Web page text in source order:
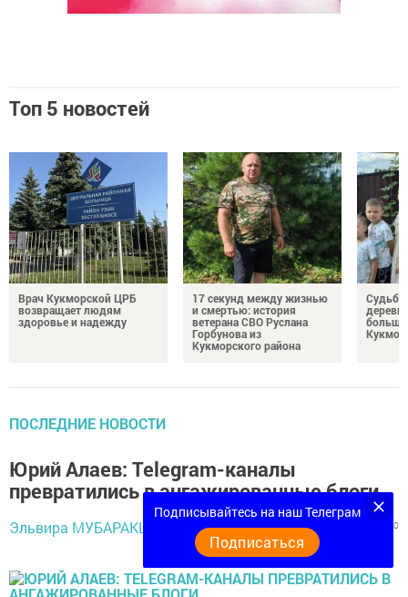
Топ 5 новостей
Врач Кукморской ЦРБ
возвращает людям
здоровье и надежду
17 секунд между жизнью
и смертью: история
ветерана СВО Руслана
Горбунова из
Кукморского района
Судьба
ПОСЛЕДНИЕ НОВОСТИ
Юрий Алаев: Telegram-каналы
превратились в ангажированные блоги
Эльвира МУБАРАКШИНА,
23 мая 2020 -
10:04
0
Подписывайтесь на наш Телеграм
Подписаться